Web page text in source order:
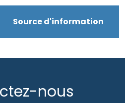
Source d'information
nous